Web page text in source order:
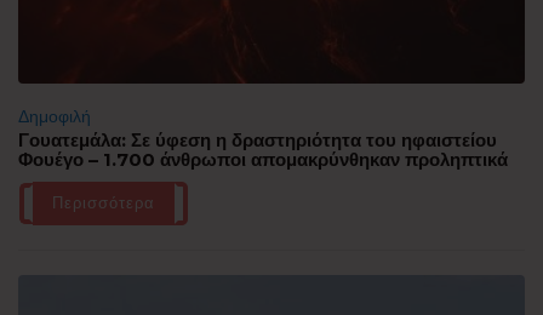
Δημοφιλή
Γουατεμάλα: Σε ύφεση η δραστηριότητα του ηφαιστείου
Φουέγο – 1.700 άνθρωποι απομακρύνθηκαν προληπτικά
Περισσότερα